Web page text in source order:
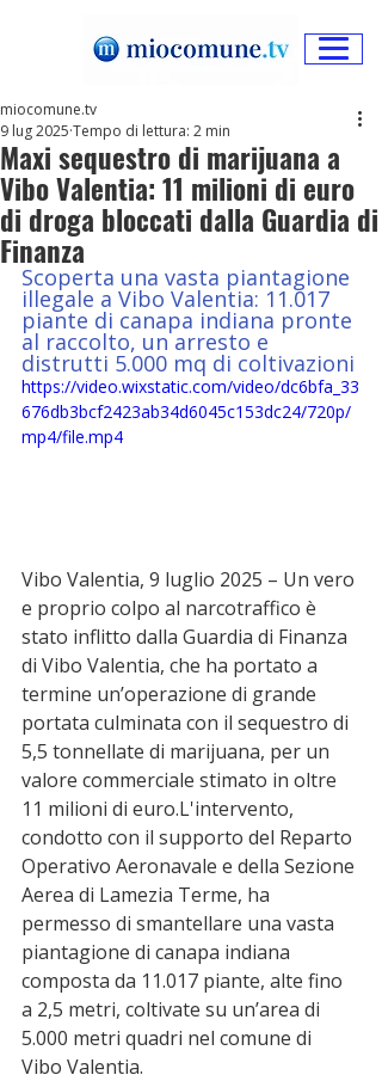
Maxi sequestro di marijuana a
Vibo Valentia: 11 milioni di euro
di droga bloccati dalla Guardia di
Finanza
miocomune.tv
9 lug 2025 Tempo di lettura: 2 min
Scoperta una vasta piantagione
illegale a Vibo Valentia: 11.017
piante di canapa indiana pronte
al raccolto, un arresto e
distrutti 5.000 mq di coltivazioni
https://video.wixstatic.com/video/dc6bfa_33
676db3bcf2423ab34d6045c153dc24/720p/
mp4/file.mp4
Vibo Valentia, 9 luglio 2025 – Un vero
e proprio colpo al narcotraffico è
stato inflitto dalla Guardia di Finanza
di Vibo Valentia, che ha portato a
termine un’operazione di grande
portata culminata con il sequestro di
5,5 tonnellate di marijuana, per un
valore commerciale stimato in oltre
11 milioni di euro.L'intervento,
condotto con il supporto del Reparto
Operativo Aeronavale e della Sezione
Aerea di Lamezia Terme, ha
permesso di smantellare una vasta
piantagione di canapa indiana
composta da 11.017 piante, alte fino
a 2,5 metri, coltivate su un’area di
5.000 metri quadri nel comune di
Vibo Valentia.